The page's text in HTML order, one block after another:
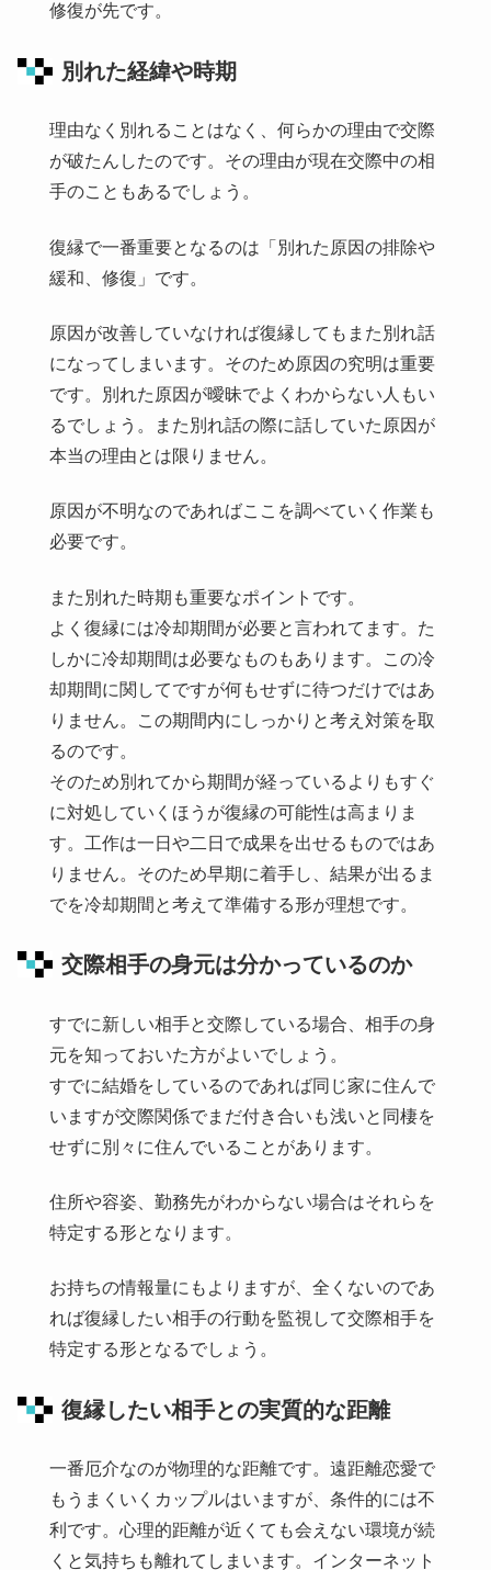
修復が先です。
別れた経緯や時期
理由なく別れることはなく、何らかの理由で交際
が破たんしたのです。その理由が現在交際中の相
手のこともあるでしょう。
復縁で一番重要となるのは「別れた原因の排除や
緩和、修復」です。
原因が改善していなければ復縁してもまた別れ話
になってしまいます。そのため原因の究明は重要
です。別れた原因が曖昧でよくわからない人もい
るでしょう。また別れ話の際に話していた原因が
本当の理由とは限りません。
原因が不明なのであればここを調べていく作業も
必要です。
また別れた時期も重要なポイントです。
よく復縁には冷却期間が必要と言われてます。た
しかに冷却期間は必要なものもあります。この冷
却期間に関してですが何もせずに待つだけではあ
りません。この期間内にしっかりと考え対策を取
るのです。
そのため別れてから期間が経っているよりもすぐ
に対処していくほうが復縁の可能性は高まりま
す。工作は一日や二日で成果を出せるものではあ
りません。そのため早期に着手し、結果が出るま
でを冷却期間と考えて準備する形が理想です。
交際相手の身元は分かっているのか
すでに新しい相手と交際している場合、相手の身
元を知っておいた方がよいでしょう。
すでに結婚をしているのであれば同じ家に住んで
いますが交際関係でまだ付き合いも浅いと同棲を
せずに別々に住んでいることがあります。
住所や容姿、勤務先がわからない場合はそれらを
特定する形となります。
お持ちの情報量にもよりますが、全くないのであ
れば復縁したい相手の行動を監視して交際相手を
特定する形となるでしょう。
復縁したい相手との実質的な距離
一番厄介なのが物理的な距離です。遠距離恋愛で
もうまくいくカップルはいますが、条件的には不
利です。心理的距離が近くても会えない環境が続
くと気持ちも離れてしまいます。インターネット